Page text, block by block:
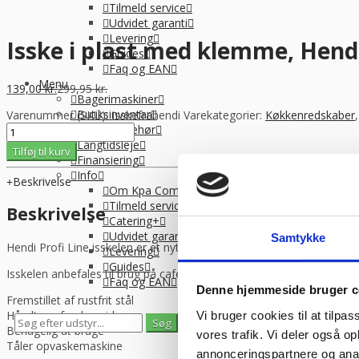
Samtykke
Denne hjemmeside bruger
Vi bruger cookies til at
vores trafik. Vi deler også
annonceringspartnere og
Tilmeld service
Udvidet garanti
Levering
Guides
Faq og EAN
Menu
Bagerimaskiner
Butiksinventar
Stål og tilbehør
Langtidsleje
Finansiering
Info
Om Kpa Company
Tilmeld service
Catering+
Udvidet garanti
Levering
Guides
Faq og EAN
Se gemte varer
Se indkøbskurv
Isske i plast med klemme,
139,00kr.299,95kr.
Varenummer (SKU):Isskefrahendi Varekategorier: Køkkenredskaber,
Isske
i
plast
med
klemme,
Hendi
størrelser
(restsalg)
antal
Tilføj til kurv
Beskrivelse
Beskrivelse
Hendi Profi Line isskelen er et nyttigt køkkentilbehør lavet af rustfrit
Isskelen anbefales til brug på caféer og restauranter, men den er
Fremstillet af rustfrit stål
Håndtag af polyamid
Behagelig at bruge
Tåler opvaskemaskine